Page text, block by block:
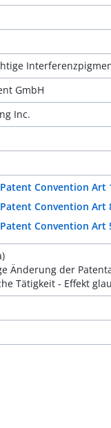
GmbH
Inc.
Convention Art
Convention Art
Convention Art
Änderung der
Tätigkeit - Effekt